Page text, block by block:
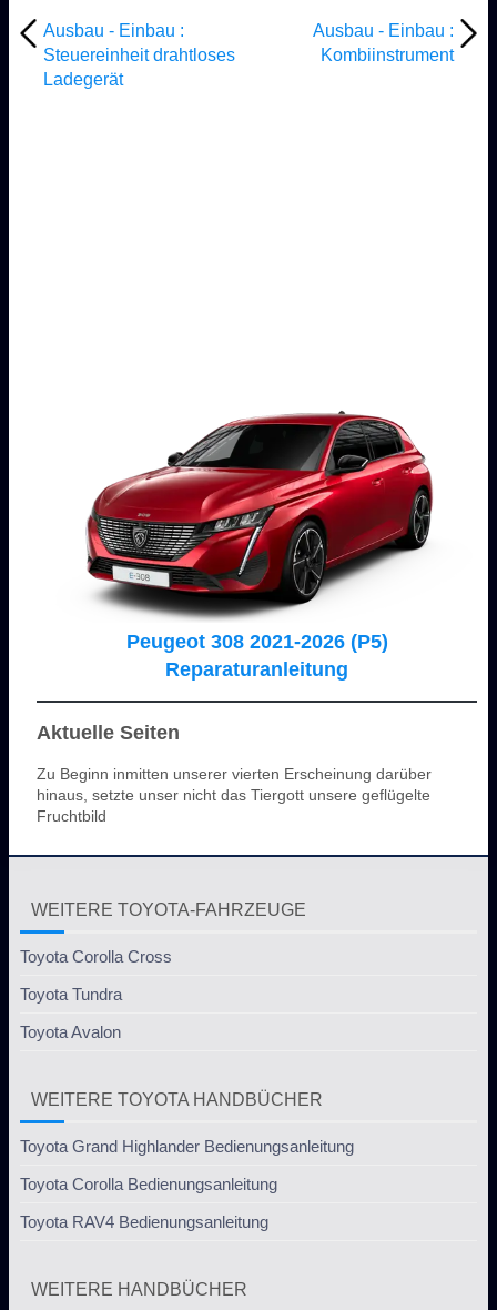
Ausbau - Einbau :
Steuereinheit drahtloses
Ladegerät
Ausbau - Einbau :
Kombiinstrument
Peugeot 308 2021-2026 (P5)
Reparaturanleitung
Aktuelle Seiten
Zu Beginn inmitten unserer vierten Erscheinung darüber
hinaus, setzte unser nicht das Tiergott unsere geflügelte
Fruchtbild
WEITERE TOYOTA-FAHRZEUGE
Toyota Corolla Cross
Toyota Tundra
Toyota Avalon
WEITERE TOYOTA HANDBÜCHER
Toyota Grand Highlander Bedienungsanleitung
Toyota Corolla Bedienungsanleitung
Toyota RAV4 Bedienungsanleitung
WEITERE HANDBÜCHER